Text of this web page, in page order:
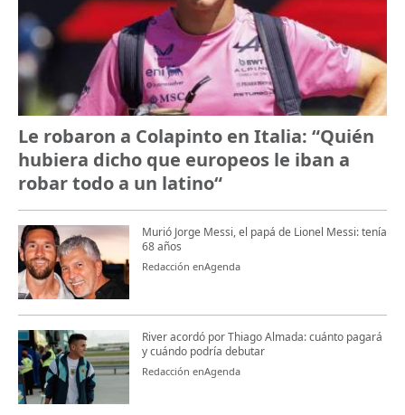
Le robaron a Colapinto en Italia: “Quién
hubiera dicho que europeos le iban a
robar todo a un latino“
Murió Jorge Messi, el papá de Lionel Messi: tenía
68 años
Redacción enAgenda
River acordó por Thiago Almada: cuánto pagará
y cuándo podría debutar
Redacción enAgenda